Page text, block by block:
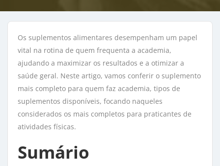
Os suplementos alimentares desempenham um papel
vital na rotina de quem frequenta a academia,
ajudando a maximizar os resultados e a otimizar a
saúde geral. Neste artigo, vamos conferir o suplemento
mais completo para quem faz academia, tipos de
suplementos disponíveis, focando naqueles
considerados os mais completos para praticantes de
atividades físicas.
Sumário